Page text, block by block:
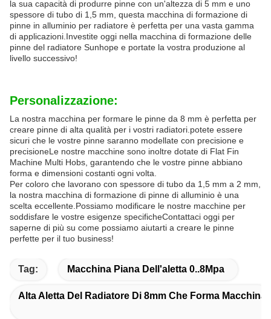
la sua capacità di produrre pinne con un'altezza di 5 mm e uno
spessore di tubo di 1,5 mm, questa macchina di formazione di
pinne in alluminio per radiatore è perfetta per una vasta gamma
di applicazioni.Investite oggi nella macchina di formazione delle
pinne del radiatore Sunhope e portate la vostra produzione al
livello successivo!
Personalizzazione:
La nostra macchina per formare le pinne da 8 mm è perfetta per
creare pinne di alta qualità per i vostri radiatori.potete essere
sicuri che le vostre pinne saranno modellate con precisione e
precisioneLe nostre macchine sono inoltre dotate di Flat Fin
Machine Multi Hobs, garantendo che le vostre pinne abbiano
forma e dimensioni costanti ogni volta.
Per coloro che lavorano con spessore di tubo da 1,5 mm a 2 mm,
la nostra macchina di formazione di pinne di alluminio è una
scelta eccellente.Possiamo modificare le nostre macchine per
soddisfare le vostre esigenze specificheContattaci oggi per
saperne di più su come possiamo aiutarti a creare le pinne
perfette per il tuo business!
Tag: Macchina Piana Dell'aletta 0..8Mpa
Alta Aletta Del Radiatore Di 8mm Che Forma Macchina